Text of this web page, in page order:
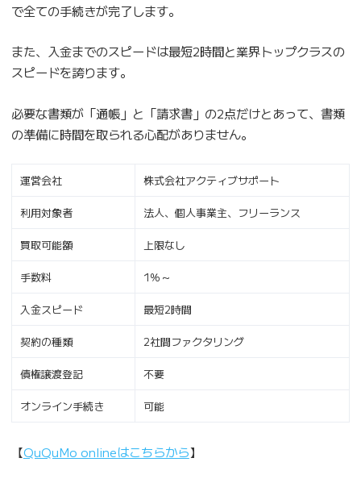
で全ての手続きが完了します。
また、入金までのスピードは最短2時間と業界トップクラスの
スピードを誇ります。
必要な書類が「通帳」と「請求書」の2点だけとあって、書類
の準備に時間を取られる心配がありません。
運営会社 株式会社アクティブサポート
利用対象者 法人、個人事業主、フリーランス
買取可能額 上限なし
手数料 1％～
入金スピード 最短2時間
契約の種類 2社間ファクタリング
債権譲渡登記 不要
オンライン手続き 可能
【QuQuMo onlineはこちらから】